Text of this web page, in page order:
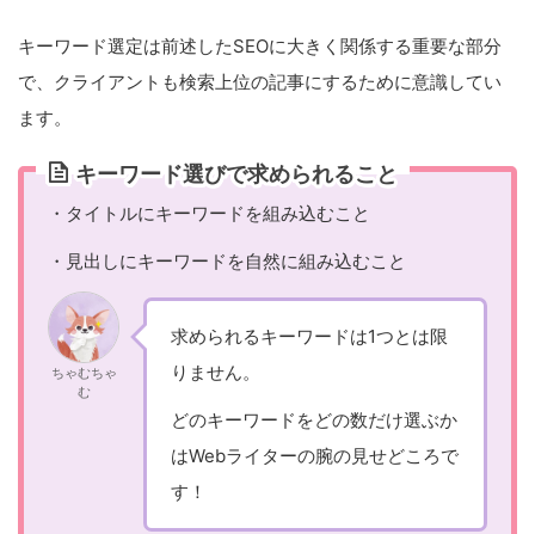
キーワード選定は前述したSEOに大きく関係する重要な部分
で、クライアントも検索上位の記事にするために意識してい
ます。
キーワード選びで求められること
・タイトルにキーワードを組み込むこと
・見出しにキーワードを自然に組み込むこと
ちゃむちゃ
む
求められるキーワードは1つとは限
りません。
どのキーワードをどの数だけ選ぶか
はWebライターの腕の見せどころで
す！